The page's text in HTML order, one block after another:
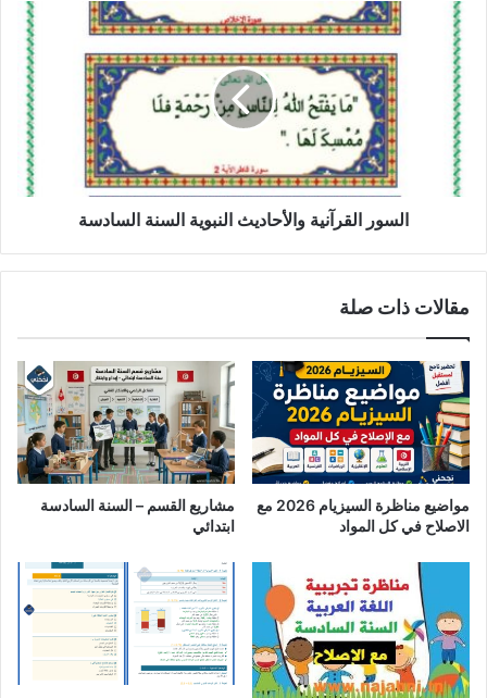
السور
القرآنية
والأحاديث
النبوية
السنة
السادسة
السور القرآنية والأحاديث النبوية السنة السادسة
مقالات ذات صلة
مواضيع مناظرة السيزيام 2026 مع
الاصلاح في كل المواد
مشاريع القسم – السنة السادسة
ابتدائي